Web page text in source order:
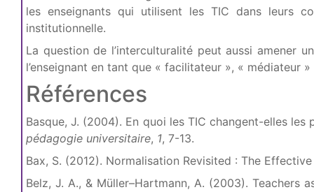
les enseignants qui utilisent les TIC dans leurs
institutionnelle.
La question de l’interculturalité peut aussi amener
l’enseignant en tant que « facilitateur », « médiateur
Références
Basque, J. (2004). En quoi les TIC changent-elles
pédagogie universitaire, 1, 7-13.
Bax, S. (2012). Normalisation Revisited : The
Belz, J. A., & Müller–Hartmann, A. (2003).